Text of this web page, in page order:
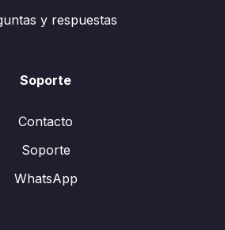
y respuestas
Soporte
Contacto
Soporte
WhatsApp